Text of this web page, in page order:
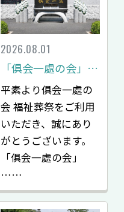
2026.08.01
「俱会一處の会」入会金改定のお知らせ
平素より俱会一處の
会 福祉葬祭をご利用
いただき、誠にあり
がとうございます。
「俱会一處の会」
……